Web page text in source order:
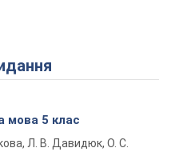
Video
мова 5 клас
Л. В. Давидюк, О. С.